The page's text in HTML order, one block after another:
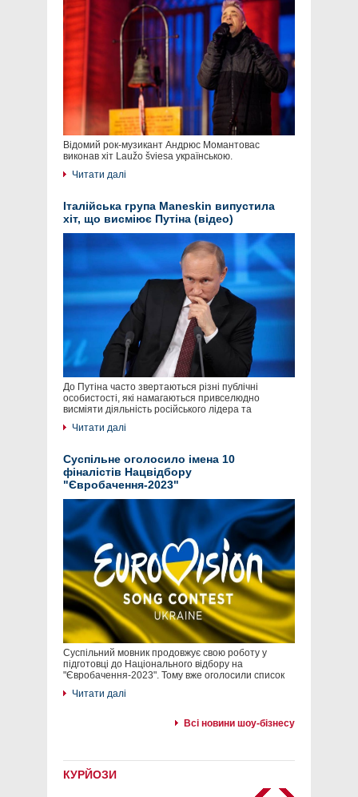
Відомий рок-музикант Андрюс Момантовас
виконав хіт Laužo šviesa українською.
Читати далі
Італійська група Maneskin випустила
хіт, що висміює Путіна (відео)
До Путіна часто звертаються різні публічні
особистості, які намагаються привселюдно
висміяти діяльність російського лідера та
Читати далі
Суспільне оголосило імена 10
фіналістів Нацвідбору
"Євробачення-2023"
Суспільний мовник продовжує свою роботу у
підготовці до Національного відбору на
"Євробачення-2023". Тому вже оголосили список
Читати далі
Всі новини шоу-бізнесу
КУРЙОЗИ